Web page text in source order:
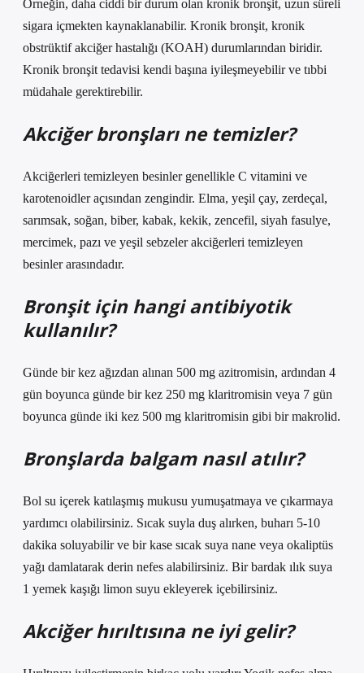
Örneğin, daha ciddi bir durum olan kronik bronşit, uzun süreli
sigara içmekten kaynaklanabilir. Kronik bronşit, kronik
obstrüktif akciğer hastalığı (KOAH) durumlarından biridir.
Kronik bronşit tedavisi kendi başına iyileşmeyebilir ve tıbbi
müdahale gerektirebilir.
Akciğer bronşları ne temizler?
Akciğerleri temizleyen besinler genellikle C vitamini ve
karotenoidler açısından zengindir. Elma, yeşil çay, zerdeçal,
sarımsak, soğan, biber, kabak, kekik, zencefil, siyah fasulye,
mercimek, pazı ve yeşil sebzeler akciğerleri temizleyen
besinler arasındadır.
Bronşit için hangi antibiyotik
kullanılır?
Günde bir kez ağızdan alınan 500 mg azitromisin, ardından 4
gün boyunca günde bir kez 250 mg klaritromisin veya 7 gün
boyunca günde iki kez 500 mg klaritromisin gibi bir makrolid.
Bronşlarda balgam nasıl atılır?
Bol su içerek katılaşmış mukusu yumuşatmaya ve çıkarmaya
yardımcı olabilirsiniz. Sıcak suyla duş alırken, buharı 5-10
dakika soluyabilir ve bir kase sıcak suya nane veya okaliptüs
yağı damlatarak derin nefes alabilirsiniz. Bir bardak ılık suya
1 yemek kaşığı limon suyu ekleyerek içebilirsiniz.
Akciğer hırıltısına ne iyi gelir?